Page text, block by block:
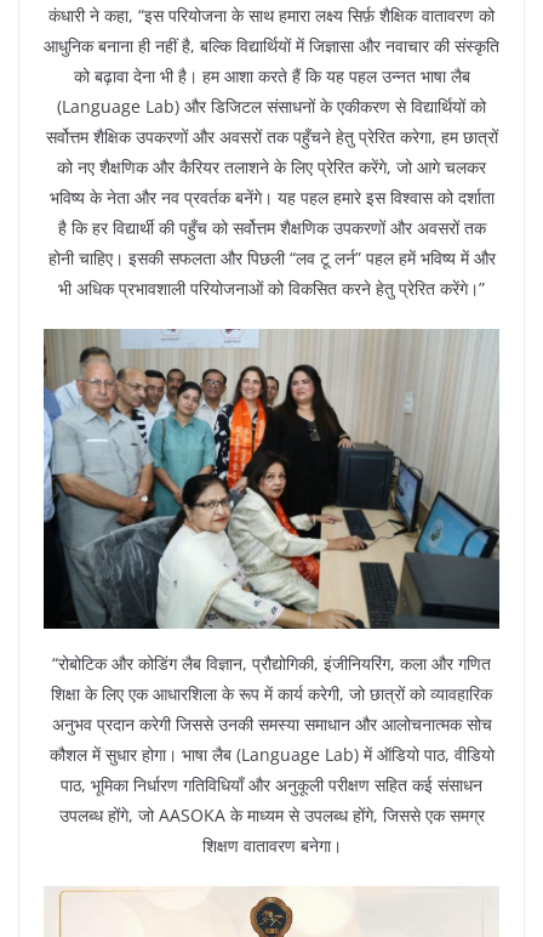
कंधारी ने कहा, “इस परियोजना के साथ हमारा लक्ष्य सिर्फ़ शैक्षिक वातावरण को
आधुनिक बनाना ही नहीं है, बल्कि विद्यार्थियों में जिज्ञासा और नवाचार की संस्कृति
को बढ़ावा देना भी है। हम आशा करते हैं कि यह पहल उन्नत भाषा लैब
(Language Lab) और डिजिटल संसाधनों के एकीकरण से विद्यार्थियों को
सर्वोत्तम शैक्षिक उपकरणों और अवसरों तक पहुँचने हेतु प्रेरित करेगा, हम छात्रों
को नए शैक्षणिक और कैरियर तलाशने के लिए प्रेरित करेंगे, जो आगे चलकर
भविष्य के नेता और नव प्रवर्तक बनेंगे। यह पहल हमारे इस विश्वास को दर्शाता
है कि हर विद्यार्थी की पहुँच को सर्वोत्तम शैक्षणिक उपकरणों और अवसरों तक
होनी चाहिए। इसकी सफलता और पिछली “लव टू लर्न” पहल हमें भविष्य में और
भी अधिक प्रभावशाली परियोजनाओं को विकसित करने हेतु प्रेरित करेंगे।”
“रोबोटिक और कोडिंग लैब विज्ञान, प्रौद्योगिकी, इंजीनियरिंग, कला और गणित
शिक्षा के लिए एक आधारशिला के रूप में कार्य करेगी, जो छात्रों को व्यावहारिक
अनुभव प्रदान करेगी जिससे उनकी समस्या समाधान और आलोचनात्मक सोच
कौशल में सुधार होगा। भाषा लैब (Language Lab) में ऑडियो पाठ, वीडियो
पाठ, भूमिका निर्धारण गतिविधियाँ और अनुकूली परीक्षण सहित कई संसाधन
उपलब्ध होंगे, जो AASOKA के माध्यम से उपलब्ध होंगे, जिससे एक समग्र
शिक्षण वातावरण बनेगा।